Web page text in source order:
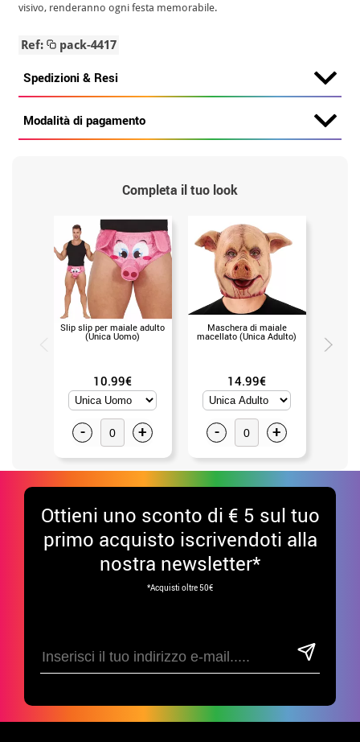
visivo, renderanno ogni festa memorabile.
Ref: pack-4417
Spedizioni & Resi
Modalità di pagamento
Completa il tuo look
Slip slip per maiale adulto
(Unica Uomo)
10.99€
- +
Maschera di maiale
macellato (Unica Adulto)
14.99€
- +
Ottieni uno sconto di € 5 sul tuo
primo acquisto iscrivendoti alla
nostra newsletter*
*Acquisti oltre 50€